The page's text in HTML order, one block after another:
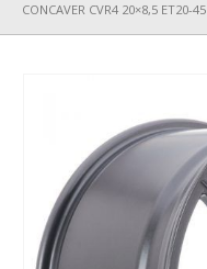
CONCAVER CVR4 20×8,5 ET20-